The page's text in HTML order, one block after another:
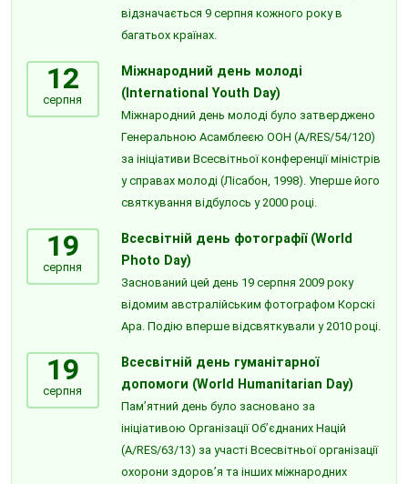
відзначається 9 серпня кожного року в
багатьох країнах.
12
серпня
Міжнародний день молоді
(International Youth Day)
Міжнародний день молоді було затверджено
Генеральною Асамблеєю ООН (A/RES/54/120)
за ініціативи Всесвітньої конференції міністрів
у справах молоді (Лісабон, 1998). Уперше його
святкування відбулось у 2000 році.
19
серпня
Всесвітній день фотографії (World
Photo Day)
Заснований цей день 19 серпня 2009 року
відомим австралійським фотографом Корскі
Ара. Подію вперше відсвяткували у 2010 році.
19
серпня
Всесвітній день гуманітарної
допомоги (World Humanitarian Day)
Пам’ятний день було засновано за
ініціативою Організації Об’єднаних Націй
(A/RES/63/13) за участі Всесвітньої організації
охорони здоров’я та інших міжнародних